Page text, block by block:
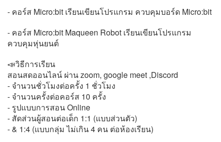
- คอร์ส Micro:bit เรียนเขียนโปรแกรม ควบคุมบอร์ด Micro:bit
- คอร์ส Micro:bit Maqueen Robot เรียนเขียนโปรแกรม
ควบคุมหุ่นยนต์
📣วิธีการเรียน
สอนสดออนไลน์ ผ่าน zoom, google meet ,Discord
- จำนวนชั่วโมงต่อครั้ง 1 ชั่วโมง
- จำนวนครั้งต่อคอร์ส 10 ครั้ง
- รูปแบบการสอน Online
- สัดส่วนผู้สอนต่อเด็ก 1:1 (แบบส่วนตัว)
- & 1:4 (แบบกลุ่ม ไม่เกิน 4 คน ต่อห้องเรียน)